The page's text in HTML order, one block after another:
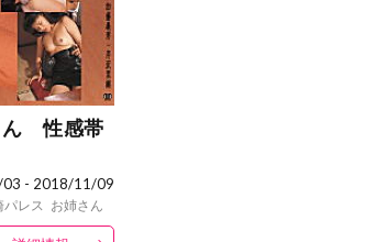
ん 性感帯
- 2018/11/09
パレス お姉さん